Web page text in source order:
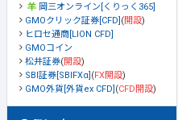
岡三オンライン[くりっく365]
GMOクリック証券[CFD] (開設)
ヒロセ通商[LION CFD]
GMOコイン
松井証券(開設)
SBI証券[SBIFXα] (FX開設)
GMO外貨[外貨ex CFD] (CFD開設)